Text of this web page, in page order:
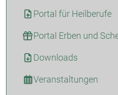
Portal für Heilberufe
Portal Erben und
Downloads
Veranstaltungen